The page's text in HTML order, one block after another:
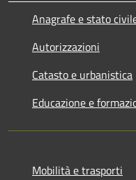
Anagrafe e stato
Autorizzazioni
Catasto e urbanistica
Educazione e
Mobilità e trasporti